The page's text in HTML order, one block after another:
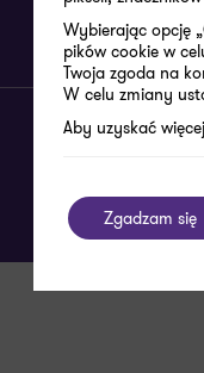
Wpisz swój
Wybierając opcję
pików cookie w
Twoja zgoda na
W celu zmiany
Aby uzyskać
Zgadzam się